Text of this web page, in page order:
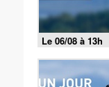
Le 06/08 à 13h